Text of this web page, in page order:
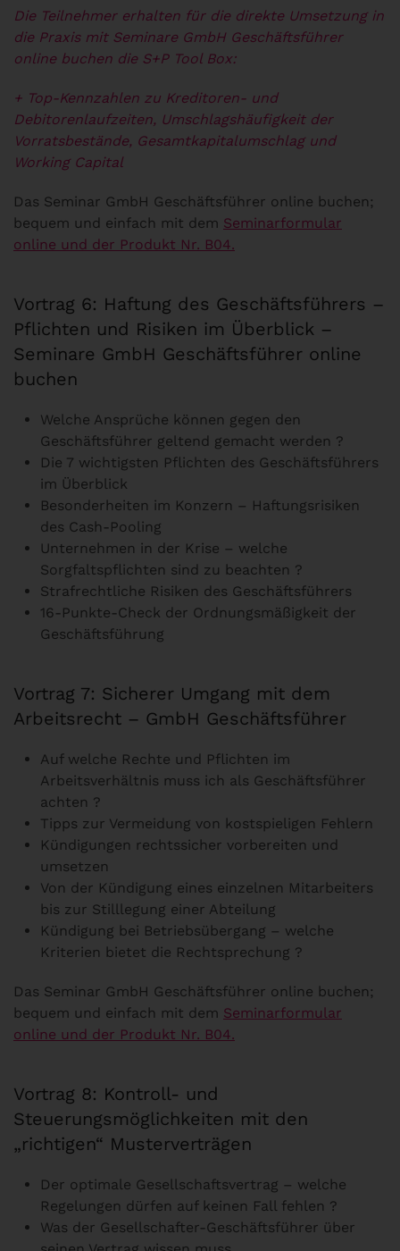
Die Teilnehmer erhalten für die direkte Umsetzung in
die Praxis mit Seminare GmbH Geschäftsführer
online buchen die S+P Tool Box:
+ Top-Kennzahlen zu Kreditoren- und
Debitorenlaufzeiten, Umschlagshäufigkeit der
Vorratsbestände, Gesamtkapitalumschlag und
Working Capital
Das Seminar GmbH Geschäftsführer online buchen;
bequem und einfach mit dem Seminarformular
online und der Produkt Nr. B04.
Vortrag 6: Haftung des Geschäftsführers –
Pflichten und Risiken im Überblick –
Seminare GmbH Geschäftsführer online
buchen
Welche Ansprüche können gegen den
Geschäftsführer geltend gemacht werden ?
Die 7 wichtigsten Pflichten des Geschäftsführers
im Überblick
Besonderheiten im Konzern – Haftungsrisiken
des Cash-Pooling
Unternehmen in der Krise – welche
Sorgfaltspflichten sind zu beachten ?
Strafrechtliche Risiken des Geschäftsführers
16-Punkte-Check der Ordnungsmäßigkeit der
Geschäftsführung
Vortrag 7: Sicherer Umgang mit dem
Arbeitsrecht – GmbH Geschäftsführer
Auf welche Rechte und Pflichten im
Arbeitsverhältnis muss ich als Geschäftsführer
achten ?
Tipps zur Vermeidung von kostspieligen Fehlern
Kündigungen rechtssicher vorbereiten und
umsetzen
Von der Kündigung eines einzelnen Mitarbeiters
bis zur Stilllegung einer Abteilung
Kündigung bei Betriebsübergang – welche
Kriterien bietet die Rechtsprechung ?
Das Seminar GmbH Geschäftsführer online buchen;
bequem und einfach mit dem Seminarformular
online und der Produkt Nr. B04.
Vortrag 8: Kontroll- und
Steuerungsmöglichkeiten mit den
„richtigen“ Musterverträgen
Der optimale Gesellschaftsvertrag – welche
Regelungen dürfen auf keinen Fall fehlen ?
Was der Gesellschafter-Geschäftsführer über